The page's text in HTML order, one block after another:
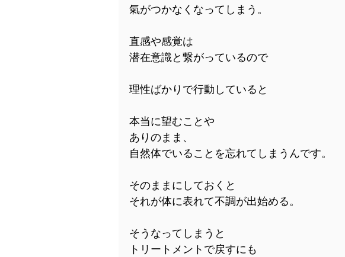
氣がつかなくなってしまう。
直感や感覚は
潜在意識と繋がっているので
理性ばかりで行動していると
本当に望むことや
ありのまま、
自然体でいることを忘れてしまうんです。
そのままにしておくと
それが体に表れて不調が出始める。
そうなってしまうと
トリートメントで戻すにも